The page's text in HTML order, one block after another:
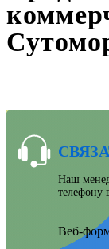
Наш
телефону
Веб-